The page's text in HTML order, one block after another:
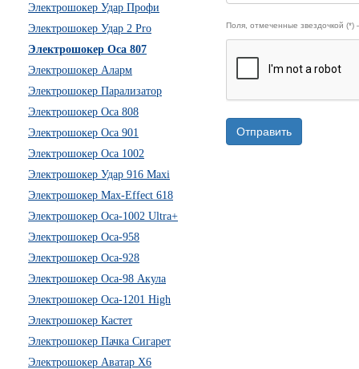
Электрошокер Удар Профи
Электрошокер Удар 2 Pro
Электрошокер Оса 807
Электрошокер Аларм
Электрошокер Парализатор
Электрошокер Оса 808
Электрошокер Оса 901
Электрошокер Оса 1002
Электрошокер Удар 916 Maxi
Электрошокер Max-Effect 618
Электрошокер Оса-1002 Ultra+
Электрошокер Оса-958
Электрошокер Оса-928
Электрошокер Оса-98 Акула
Электрошокер Оса-1201 High
Электрошокер Кастет
Электрошокер Пачка Сигарет
Электрошокер Аватар Х6
Поля, отмеченные звездочкой
Отправить